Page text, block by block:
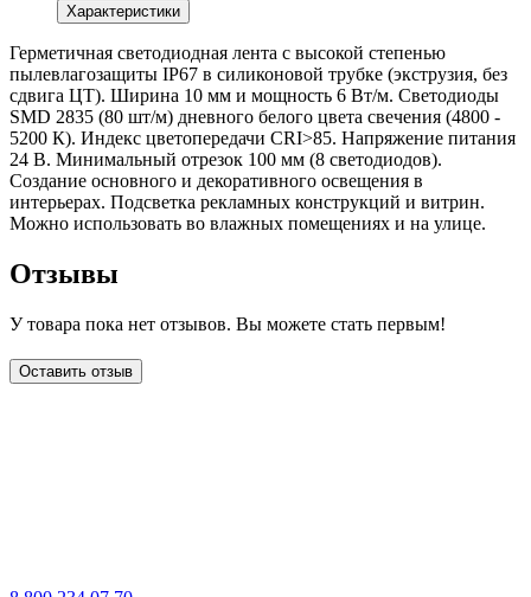
Характеристики
Герметичная светодиодная лента с высокой степенью
пылевлагозащиты IP67 в силиконовой трубке (экструзия, без
сдвига ЦТ). Ширина 10 мм и мощность 6 Вт/м. Светодиоды
SMD 2835 (80 шт/м) дневного белого цвета свечения (4800 -
5200 К). Индекс цветопередачи CRI>85. Напряжение питания
24 В. Минимальный отрезок 100 мм (8 светодиодов).
Создание основного и декоративного освещения в
интерьерах. Подсветка рекламных конструкций и витрин.
Можно использовать во влажных помещениях и на улице.
Отзывы
У товара пока нет отзывов. Вы можете стать первым!
Оставить отзыв